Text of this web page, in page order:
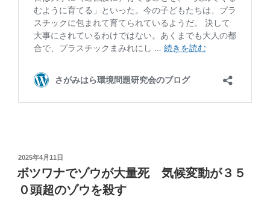
投
稿
日:
2025年4月11日
ボツワナでゾウが大量死 気候変動が３５
０頭超のゾウを殺す